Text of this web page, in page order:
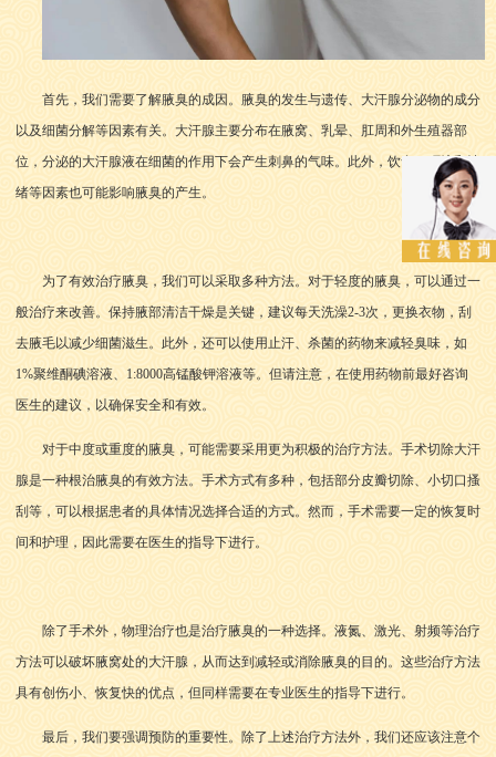
首先，我们需要了解腋臭的成因。腋臭的发生与遗传、大汗腺分泌物的成分
以及细菌分解等因素有关。大汗腺主要分布在腋窝、乳晕、肛周和外生殖器部
位，分泌的大汗腺液在细菌的作用下会产生刺鼻的气味。此外，饮食、环境和情
绪等因素也可能影响腋臭的产生。
为了有效治疗腋臭，我们可以采取多种方法。对于轻度的腋臭，可以通过一
般治疗来改善。保持腋部清洁干燥是关键，建议每天洗澡2-3次，更换衣物，刮
去腋毛以减少细菌滋生。此外，还可以使用止汗、杀菌的药物来减轻臭味，如
1%聚维酮碘溶液、1:8000高锰酸钾溶液等。但请注意，在使用药物前最好咨询
医生的建议，以确保安全和有效。
对于中度或重度的腋臭，可能需要采用更为积极的治疗方法。手术切除大汗
腺是一种根治腋臭的有效方法。手术方式有多种，包括部分皮瓣切除、小切口搔
刮等，可以根据患者的具体情况选择合适的方式。然而，手术需要一定的恢复时
间和护理，因此需要在医生的指导下进行。
除了手术外，物理治疗也是治疗腋臭的一种选择。液氮、激光、射频等治疗
方法可以破坏腋窝处的大汗腺，从而达到减轻或消除腋臭的目的。这些治疗方法
具有创伤小、恢复快的优点，但同样需要在专业医生的指导下进行。
最后，我们要强调预防的重要性。除了上述治疗方法外，我们还应该注意个